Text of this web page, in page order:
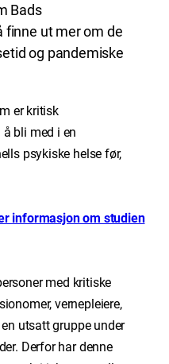
Bads
finne ut mer om de
og pandemiske
er kritisk
å bli med i en
psykiske helse før,
informasjon om studien
med kritiske
vernepleiere,
utsatt gruppe under
Derfor har denne